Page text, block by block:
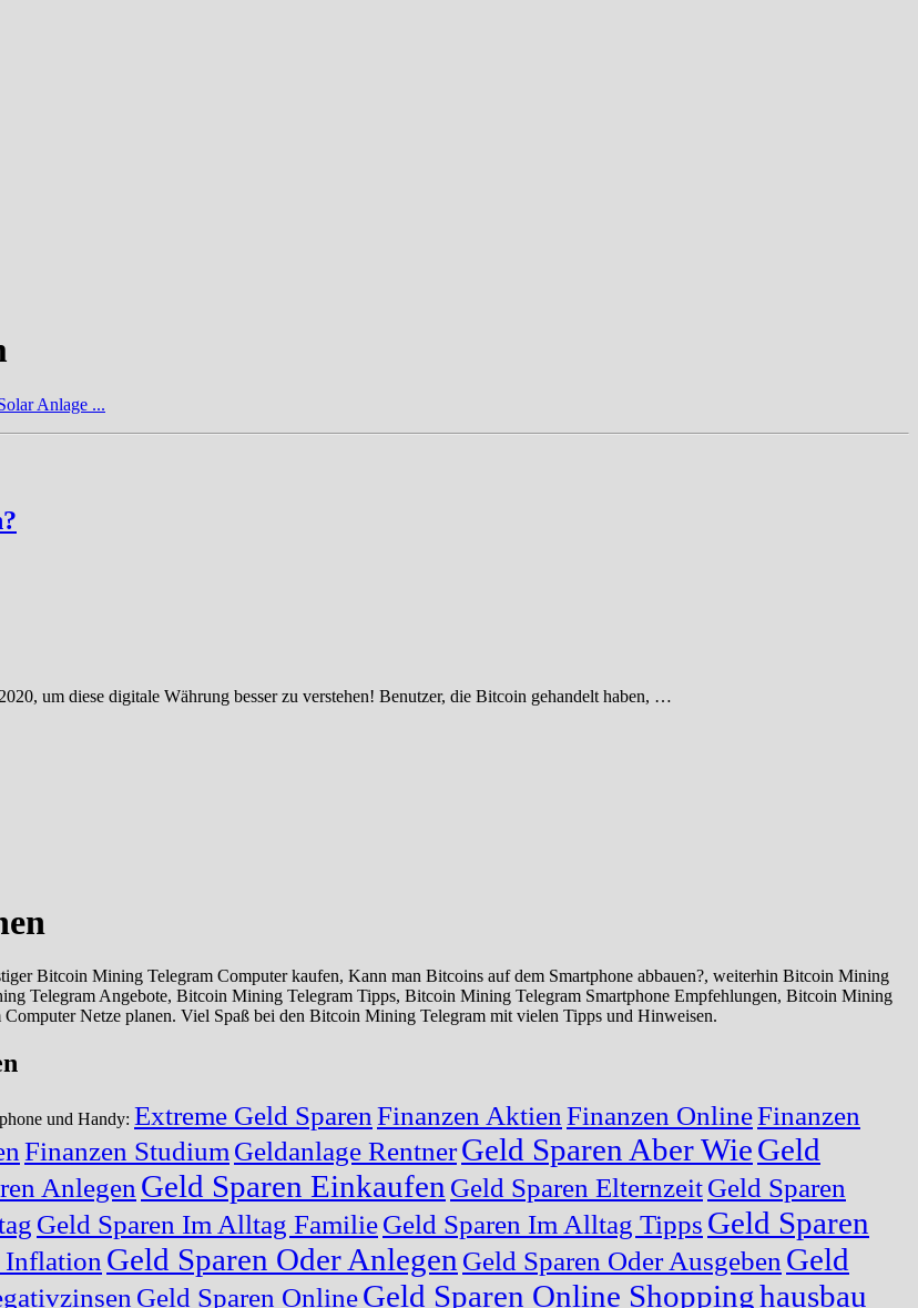
Anlage ...
um diese digitale Währung besser zu verstehen! Benutzer, die Bitcoin gehandelt haben, …
Bitcoin Mining Telegram Computer kaufen, Kann man Bitcoins auf dem Smartphone abbauen?, weiterhin Bitcoin Mining
Telegram Angebote, Bitcoin Mining Telegram Tipps, Bitcoin Mining Telegram Smartphone Empfehlungen, Bitcoin Mining
Netze planen. Viel Spaß bei den Bitcoin Mining Telegram mit vielen Tipps und Hinweisen.
und Handy: Extreme Geld Sparen Finanzen Aktien Finanzen OnlineFinanzen
Finanzen Studium Geldanlage RentnerGeld Sparen Aber WieGeld
Anlegen Geld Sparen Einkaufen Geld Sparen ElternzeitGeld Sparen
Geld Sparen Im Alltag FamilieGeld Sparen Im Alltag Tipps Geld Sparen
Inflation Geld Sparen Oder Anlegen Geld Sparen Oder Ausgeben Geld
Geld Sparen OnlineGeld Sparen Online Shoppinghausbau